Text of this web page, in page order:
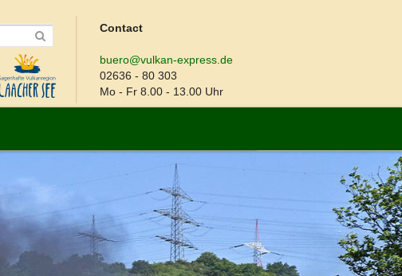
Contact
buero@vulkan-express.de
02636 - 80 303
Mo - Fr 8.00 - 13.00 Uhr